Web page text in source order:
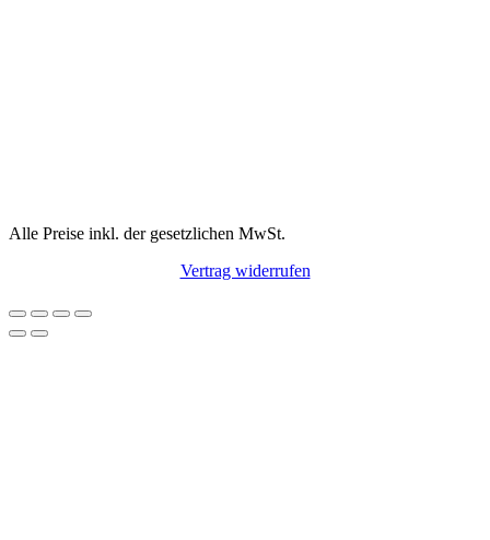
Alle Preise inkl. der gesetzlichen MwSt.
Vertrag widerrufen